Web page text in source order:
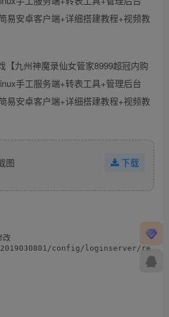
图 下载
改
config/loginserver/re